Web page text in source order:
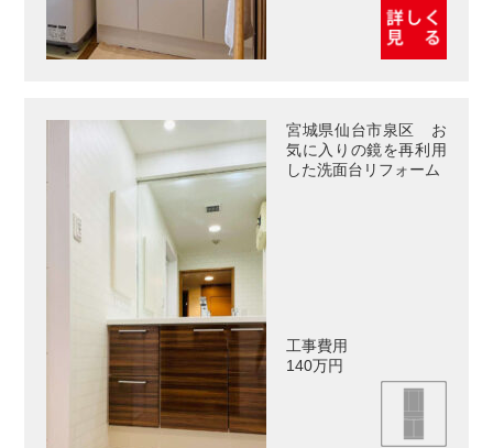
宮城県仙台市泉区 お
気に入りの鏡を再利用
した洗面台リフォーム
工事費用
140万円